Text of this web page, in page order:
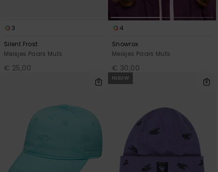
Schoenen
3
Silent Frost
Meisjes Paars Muts
€ 25,00
4
Snowrox
Meisjes Paars Muts
€ 30,00
NIEUW